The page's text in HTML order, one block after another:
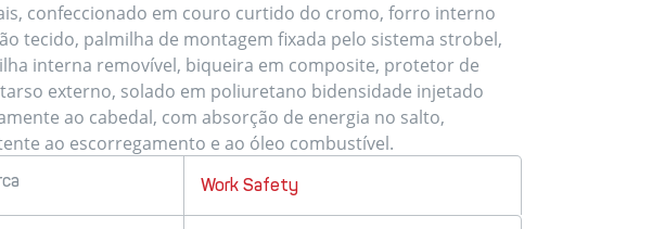
confeccionado em couro curtido do cromo, forro interno
tecido, palmilha de montagem fixada pelo sistema strobel,
interna removível, biqueira em composite, protetor de
externo, solado em poliuretano bidensidade injetado
ao cabedal, com absorção de energia no salto,
ao escorregamento e ao óleo combustível.
Work Safety